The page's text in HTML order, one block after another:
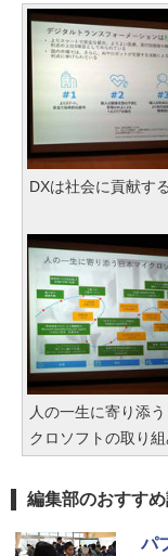
DXは社会に貢献する
人の一生に寄り添
クロソフトの取り組
編集部のおすす
パ